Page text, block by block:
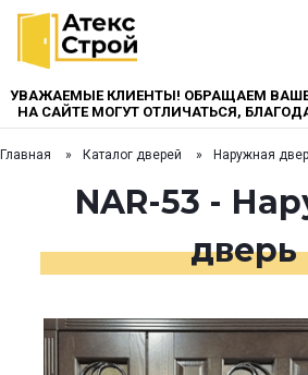
УВАЖАЕМЫЕ КЛИЕНТЫ! ОБРАЩАЕМ
НА САЙТЕ МОГУТ ОТЛИЧАТЬСЯ,
Главная Каталог дверей Наружная
NAR-53 -
дверь